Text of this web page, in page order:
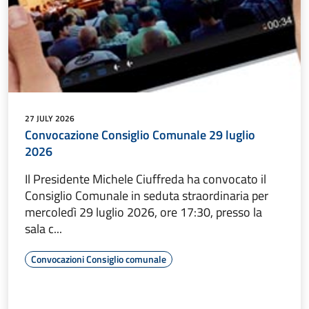
27 JULY 2026
Convocazione Consiglio Comunale 29 luglio
2026
Il Presidente Michele Ciuffreda ha convocato il
Consiglio Comunale in seduta straordinaria per
mercoledì 29 luglio 2026, ore 17:30, presso la
sala c...
Convocazioni Consiglio comunale